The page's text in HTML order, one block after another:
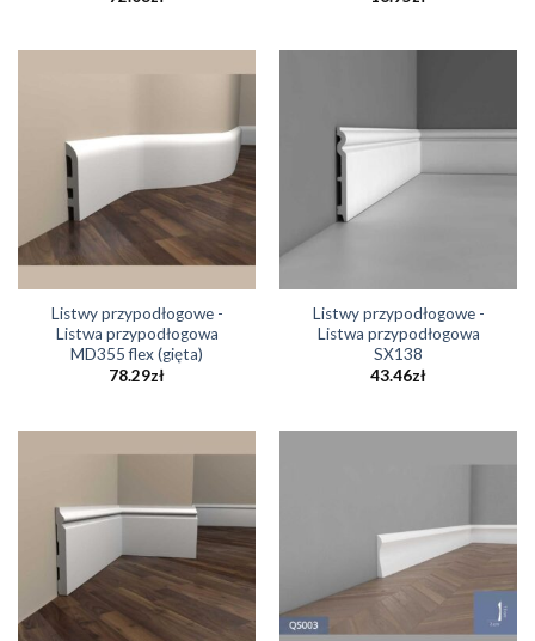
Listwy przypodłogowe -
Listwa przypodłogowa
MD355 flex (gięta)
78.29zł
Listwy przypodłogowe -
Listwa przypodłogowa
SX138
43.46zł